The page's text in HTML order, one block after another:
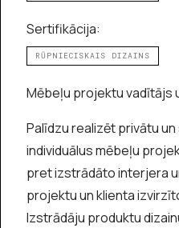
Sertifikācija:
RŪPNIECISKAIS DIZAINS
Mēbeļu projektu vadītājs
Palīdzu realizēt privātu
individuālus mēbeļu
pret izstrādāto interjera
projektu un klienta
Izstrādāju produktu